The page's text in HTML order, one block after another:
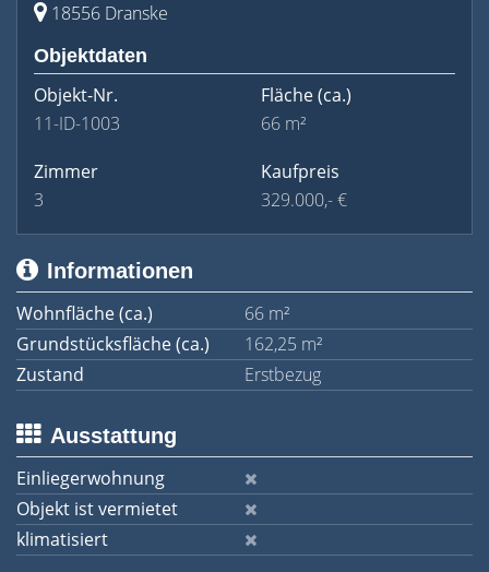
18556 Dranske
Objektdaten
Objekt-Nr.
11-ID-1003
Fläche(ca.)
66 m²
Zimmer
3
Kaufpreis
329.000,- €
Informationen
Wohnfläche (ca.)
66 m²
Grundstücksfläche (ca.)
162,25 m²
Zustand
Erstbezug
Ausstattung
Einliegerwohnung
Objekt ist vermietet
klimatisiert